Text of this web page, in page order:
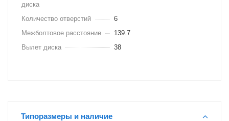
диска
Количество отверстий
6
Межболтовое расстояние
139.7
Вылет диска
38
Типоразмеры и наличие